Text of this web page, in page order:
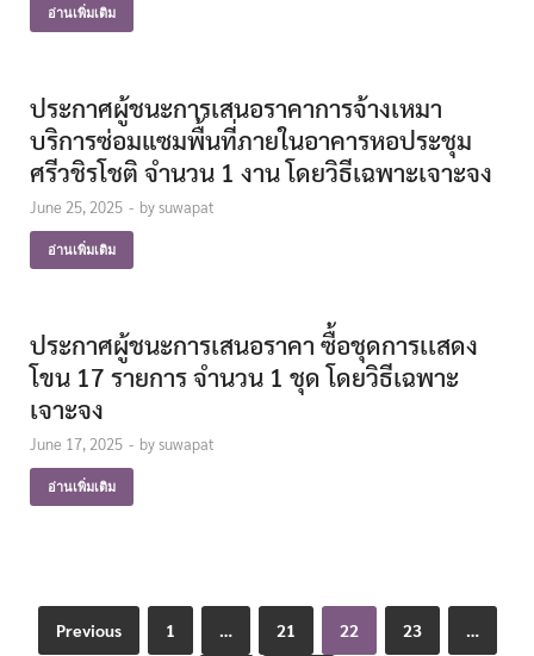
อ่านเพิ่มเติม
ประกาศผู้ชนะการเสนอราคาการจ้างเหมา
บริการซ่อมแซมพื้นที่ภายในอาคารหอประชุม
ศรีวชิรโชติ จำนวน 1 งาน โดยวิธีเฉพาะเจาะจง
June 25, 2025 - bysuwapat
อ่านเพิ่มเติม
ประกาศผู้ชนะการเสนอราคา ซื้อชุดการเเสดง
โขน 17 รายการ จำนวน 1 ชุด โดยวิธีเฉพาะ
เจาะจง
June 17, 2025 - bysuwapat
อ่านเพิ่มเติม
Previous 1 … 21 22 23 …